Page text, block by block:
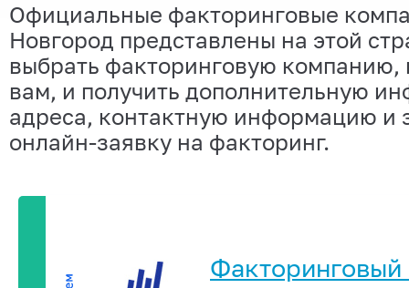
Официальные факторинговые
Новгород представлены на этой
выбрать факторинговую компанию,
вам, и получить дополнительную
адреса, контактную информацию и
онлайн-заявку на факторинг.
Факторинговый